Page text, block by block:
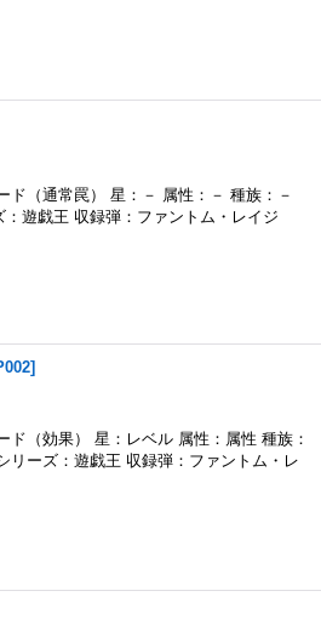
ド（通常罠） 星：－ 属性：－ 種族：－
遊戯王 収録弾：ファントム・レイジ
]
（効果） 星：レベル 属性：属性 種族：
リーズ：遊戯王 収録弾：ファントム・レ